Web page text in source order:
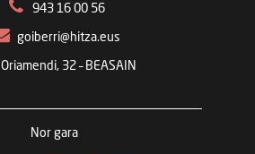
943 16 00 56
goiberri@hitza.eus
Oriamendi, 32 – BEASAIN
Nor gara